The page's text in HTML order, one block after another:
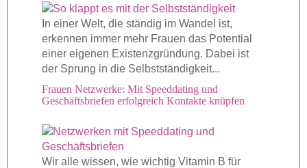
In einer Welt, die ständig im Wandel ist,
erkennen immer mehr Frauen das Potential
einer eigenen Existenzgründung. Dabei ist
der Sprung in die Selbstständigkeit...
Frauen Netzwerke: Mit Speeddating und
Geschäftsbriefen erfolgreich Kontakte knüpfen
Wir alle wissen, wie wichtig Vitamin B für